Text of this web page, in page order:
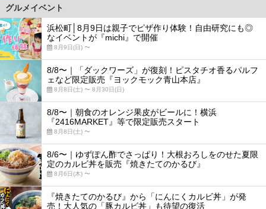
グルメイベント
浜松町│8月9日は親子でピザ作り体験！自由研究にも◎
なイベントが『michi』で開催
8月9日(日) 〜
8/8〜｜「ダックワーズ」が復刻！ピスタチオ香るパルフ
ェなど限定販売『ヨックモック青山本店』
8月8日(土) 〜 8月30日(日)
8/8〜｜朝食のオレンジ果皮がビールに！横浜
『2416MARKET』等で限定販売スタート
8月8日(土) 〜
8/6〜｜ゆずぽん酢でさっぱり！大根おろしをのせた夏限
定のカルビ丼を販売『焼きたてのかるび』
8月6日(木) 〜
『焼きたてのかるび』から「にんにくカルビ丼」が発
売！大人気の「豚カルビ丼」も待望の復活